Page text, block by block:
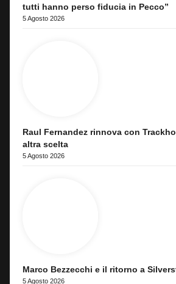
tutti hanno perso fiducia in Pecco”
5 Agosto 2026
Raul Fernandez rinnova con
altra scelta
5 Agosto 2026
Marco Bezzecchi e il ritorno a
5 Agosto 2026